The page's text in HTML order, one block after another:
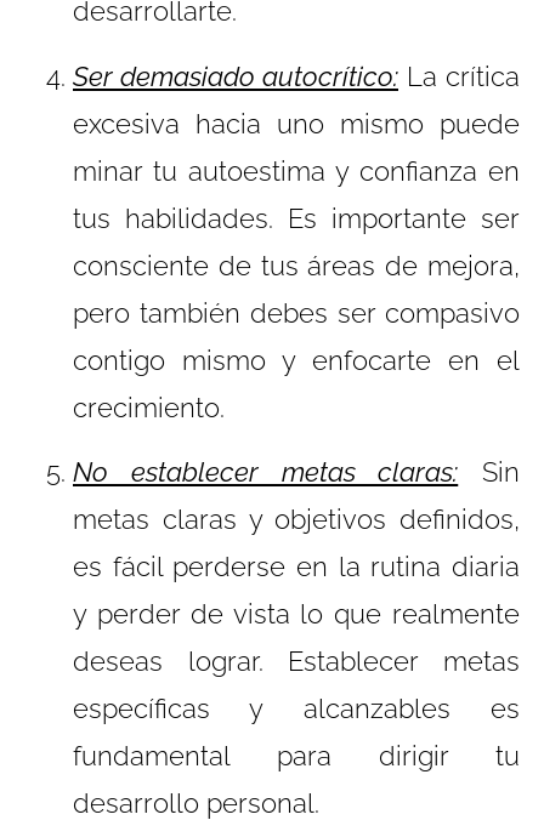
desarrollarte.
Ser demasiado autocrítico: La crítica
excesiva hacia uno mismo puede
minar tu autoestima y confianza en
tus habilidades. Es importante ser
consciente de tus áreas de mejora,
pero también debes ser compasivo
contigo mismo y enfocarte en el
crecimiento.
No establecer metas claras: Sin
metas claras y objetivos definidos,
es fácil perderse en la rutina diaria
y perder de vista lo que realmente
deseas lograr. Establecer metas
específicas y alcanzables es
fundamental para dirigir tu
desarrollo personal.